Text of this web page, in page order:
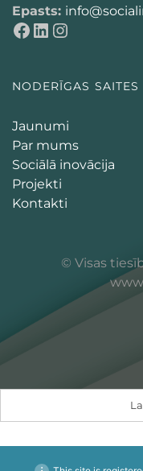
Epasts:
NODERĪGAS SAITES
Jaunumi
Par mums
Sociālā inovācija
Projekti
Kontakti
© Visas